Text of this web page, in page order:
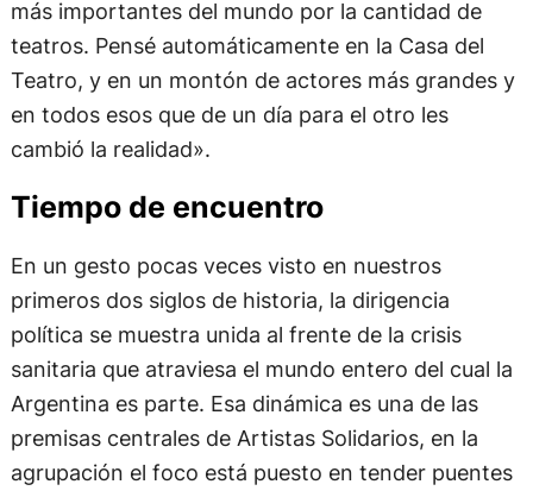
más importantes del mundo por la cantidad de
teatros. Pensé automáticamente en la Casa del
Teatro, y en un montón de actores más grandes y
en todos esos que de un día para el otro les
cambió la realidad».
Tiempo de encuentro
En un gesto pocas veces visto en nuestros
primeros dos siglos de historia, la dirigencia
política se muestra unida al frente de la crisis
sanitaria que atraviesa el mundo entero del cual la
Argentina es parte. Esa dinámica es una de las
premisas centrales de Artistas Solidarios, en la
agrupación el foco está puesto en tender puentes